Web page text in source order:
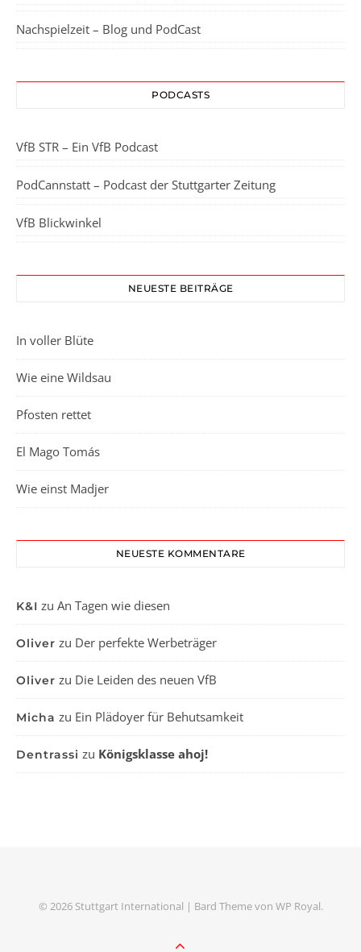
Nachspielzeit – Blog und PodCast
PODCASTS
VfB STR – Ein VfB Podcast
PodCannstatt – Podcast der Stuttgarter Zeitung
VfB Blickwinkel
NEUESTE BEITRÄGE
In voller Blüte
Wie eine Wildsau
Pfosten rettet
El Mago Tomás
Wie einst Madjer
NEUESTE KOMMENTARE
K&I zu An Tagen wie diesen
Oliver zu Der perfekte Werbeträger
Oliver zu Die Leiden des neuen VfB
Micha zu Ein Plädoyer für Behutsamkeit
Dentrassi zu Königsklasse ahoj!
© 2026 Stuttgart International | Bard Theme von WP Royal.